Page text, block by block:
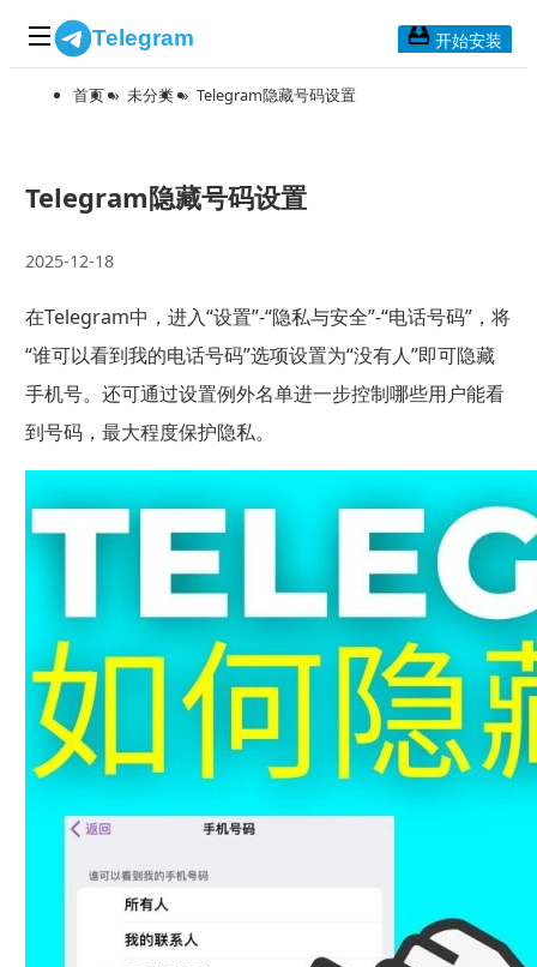
Telegram
应用下载
Telegram Mac版
Telegram安卓版
Telegram Web版
开始安装
首页 » 未分类 » Telegram隐藏号码设置
Telegram隐藏号码设置
2025-12-18
在Telegram中，进入“设置”-“隐私与安全”-“电话号码”，将
“谁可以看到我的电话号码”选项设置为“没有人”即可隐藏
手机号。还可通过设置例外名单进一步控制哪些用户能看
到号码，最大程度保护隐私。